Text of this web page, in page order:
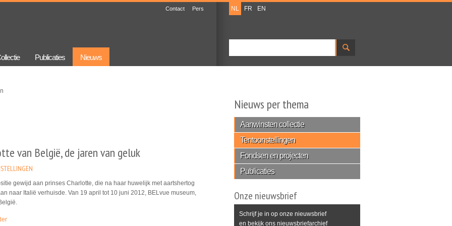
Contact Pers
Zoekveld
NL FR EN
Publicaties Nieuws
van België, de jaren van geluk
gewijd aan prinses Charlotte, die na haar huwelijk met aartshertog
naar Italië verhuisde. Van 19 april tot 10 juni 2012, BELvue museum,
Nieuws per thema
Aanwinsten collectie
Tentoonstellingen
Fondsen en projecten
Publicaties
Onze nieuwsbrief
Schrijf je in op onze nieuwsbrief
en bekijk ons nieuwsbriefarchief